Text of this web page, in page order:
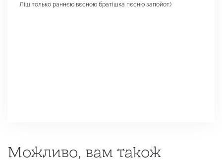
Ліш только раннєю вєсною братішка пєсню запойот.)
Можливо, вам також